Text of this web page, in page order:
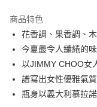
運送方式
付款後全家取貨
每筆NT$80，滿
付款後萊爾富取貨
每筆NT$100，滿
商品特色
花香調、果香調、
今夏最令人繾綣的
以JIMMY CHOO女
譜寫出女性優雅氣
瓶身以義大利慕拉